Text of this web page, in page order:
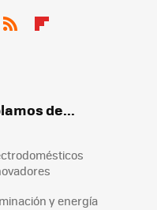
de...
y energía